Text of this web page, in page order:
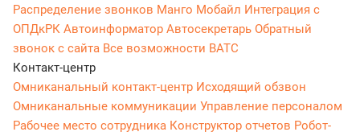
Распределение звонков Манго Мобайл Интеграция с
ОПДкРК Автоинформатор Автосекретарь Обратный
звонок с сайта Все возможности ВАТС
Контакт-центр
Омниканальный контакт-центр Исходящий обзвон
Омниканальные коммуникации Управление персоналом
Рабочее место сотрудника Конструктор отчетов Робот-